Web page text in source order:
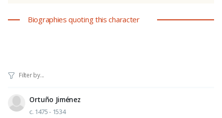
Biographies quoting this character
Ortuño Jiménez
c. 1475 - 1534